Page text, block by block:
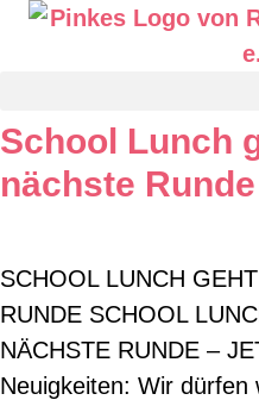
School Lunch
nächste Runde
SCHOOL LUNCH
RUNDE SCHOOL
NÄCHSTE RUNDE –
Neuigkeiten: Wir dürfen